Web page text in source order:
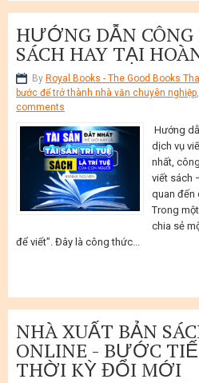
HƯỚNG DẪN
SÁCH HAY TẠI
By Royal Books - The Good Books
bước để trở thành nhà văn chuyên nghiệp,
comments
Hướng
dịch vụ
nhất,
viết sách
quan đến
Trong
chia sẻ
để viết”. Đây là công thức...
NHÀ XUẤT BẢN
ONLINE - BƯỚC
THỜI KỲ ĐỔI MỚI